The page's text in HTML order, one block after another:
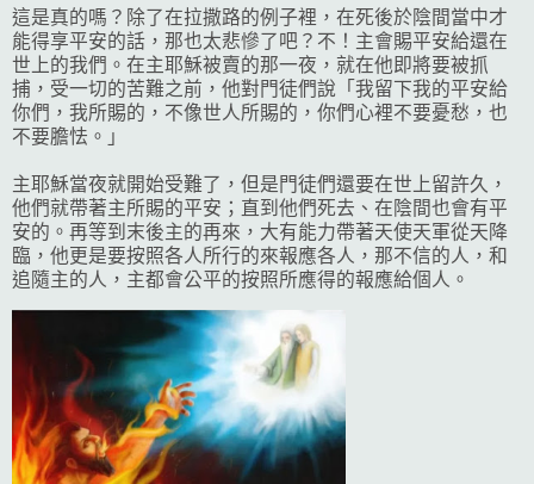
這是真的嗎？除了在拉撒路的例子裡，在死後於陰間當中才
能得享平安的話，那也太悲慘了吧？不！主會賜平安給還在
世上的我們。在主耶穌被賣的那一夜，就在他即將要被抓
捕，受一切的苦難之前，他對門徒們說「我留下我的平安給
你們，我所賜的，不像世人所賜的，你們心裡不要憂愁，也
不要膽怯。」
主耶穌當夜就開始受難了，但是門徒們還要在世上留許久，
他們就帶著主所賜的平安；直到他們死去、在陰間也會有平
安的。再等到末後主的再來，大有能力帶著天使天軍從天降
臨，他更是要按照各人所行的來報應各人，那不信的人，和
追隨主的人，主都會公平的按照所應得的報應給個人。